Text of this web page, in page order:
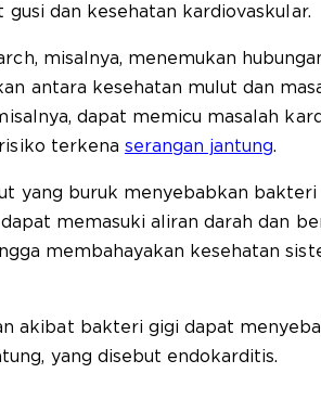
dan kesehatan kardiovaskular.
misalnya, menemukan
antara kesehatan mulut dan
dapat memicu masalah
terkena serangan jantung.
yang buruk menyebabkan
memasuki aliran darah dan
membahayakan kesehatan
akibat bakteri gigi dapat
yang disebut endokarditis.